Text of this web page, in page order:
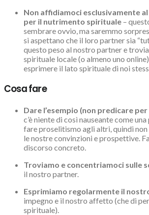
Non affidiamoci esclusivamente
per il nutrimento spirituale –
sembrare ovvio, ma saremmo
si aspettano che il loro partner sia
questo peso al nostro partner e
spirituale locale (o almeno uno
esprimere il lato spirituale di noi
Cosa fare
Dare l’esempio (non predicare
c’è niente di così nauseante come
fare proselitismo agli altri, quindi
le nostre convinzioni e prospettive.
discorso concreto.
Troviamo e concentriamoci sulle
il nostro partner.
Esprimiamo regolarmente il
impegno e il nostro affetto (che di
spirituale).